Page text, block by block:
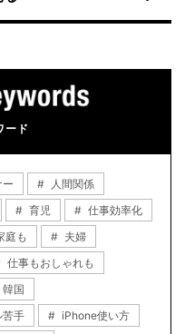
ード
ー
人間関係
育児
仕事効率化
庭も
夫婦
仕事もおしゃれも
韓国
苦手
iPhone使い方